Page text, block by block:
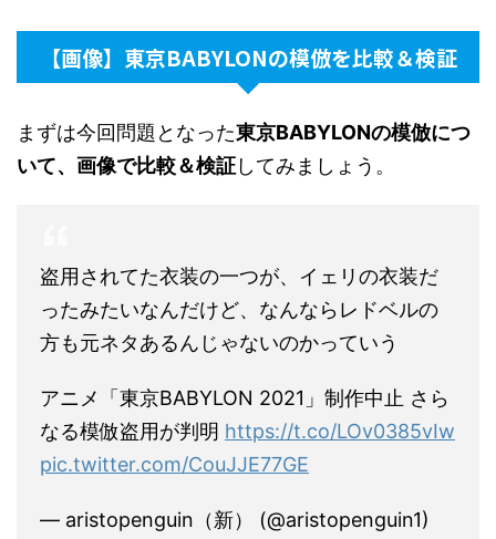
【画像】東京BABYLONの模倣を比較＆検証
まずは今回問題となった東京BABYLONの模倣につ
いて、画像で比較＆検証してみましょう。
盗用されてた衣装の一つが、イェリの衣装だ
ったみたいなんだけど、なんならレドベルの
方も元ネタあるんじゃないのかっていう
アニメ「東京BABYLON 2021」制作中止 さら
なる模倣盗用が判明 https://t.co/LOv0385vIw
pic.twitter.com/CouJJE77GE
— aristopenguin（新） (@aristopenguin1)